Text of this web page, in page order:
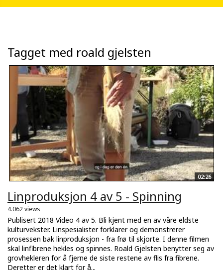
Tagget med roald gjelsten
02:26
Linproduksjon 4 av 5 - Spinning
4.062 views
Publisert 2018 Video 4 av 5. Bli kjent med en av våre eldste
kulturvekster. Linspesialister forklarer og demonstrerer
prosessen bak linproduksjon - fra frø til skjorte. I denne filmen
skal linfibrene hekles og spinnes. Roald Gjelsten benytter seg av
grovhekleren for å fjerne de siste restene av flis fra fibrene.
Deretter er det klart for å...